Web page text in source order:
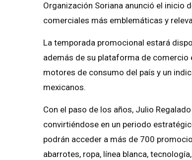
Organización Soriana anunció el inicio
comerciales más emblemáticas y
La temporada promocional estará
además de su plataforma de
motores de consumo del país y un
mexicanos.
Con el paso de los años, Julio
convirtiéndose en un periodo
podrán acceder a más de 700
abarrotes, ropa, línea blanca,